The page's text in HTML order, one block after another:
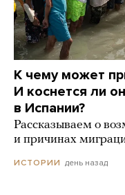
К чему может
И коснется ли
в Испании?
Рассказываем о
и причинах
ИСТОРИИ день назад